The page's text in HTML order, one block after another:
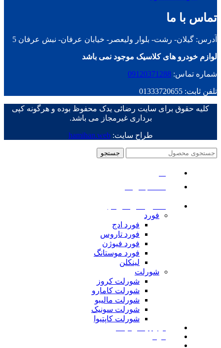
تماس با ما
آدرس: گیلان- رشت- بلوار ولیعصر- خیابان عرفان- نبش عرفان 5
لوازم خودرو های کلاسیک موجود نمی باشد
شماره تماس: 09120371288
تلفن ثابت: 01333720655
کلیه حقوق برای سایت رضائی یدک محفوظ بوده و هرگونه کپی
برداری غیرمجاز می باشد.
طراح سایت:hamihan.web
جستجو
فورد
فورد ادج
فورد تاروس
فورد فیوژن
فورد موستانگ
لینکلن
شورلت
شورلت کروز
شورلت کامارو
شورلت مالیبو
شورلت سونیک
شورلت کاپتیوا